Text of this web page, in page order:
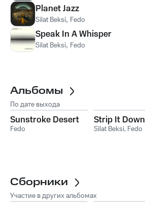
Planet Jazz
Silat Beksi, Fedo
Speak In A Whisper
Silat Beksi, Fedo
Альбомы
По дате выхода
Sunstroke Desert
Fedo
Strip It Down
Silat Beksi, Fedo
Сборники
Участие в других альбомах